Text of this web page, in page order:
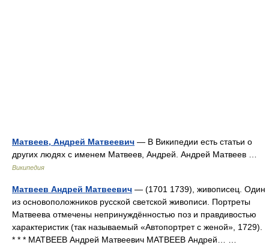
Матвеев, Андрей Матвеевич — В Википедии есть статьи о
других людях с именем Матвеев, Андрей. Андрей Матвеев …
Википедия
Матвеев Андрей Матвеевич — (1701 1739), живописец. Один
из основоположников русской светской живописи. Портреты
Матвеева отмечены непринуждённостью поз и правдивостью
характеристик (так называемый «Автопортрет с женой», 1729).
* * * МАТВЕЕВ Андрей Матвеевич МАТВЕЕВ Андрей… …